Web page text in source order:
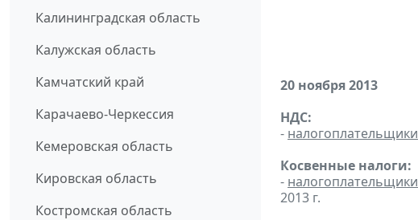
Калининградская область
Калужская область
Камчатский край
Карачаево-Черкессия
Кемеровская область
Кировская область
Костромская область
20 ноября 2013
НДС:
- налогоплательщики
Косвенные налоги:
- налогоплательщики
2013 г.